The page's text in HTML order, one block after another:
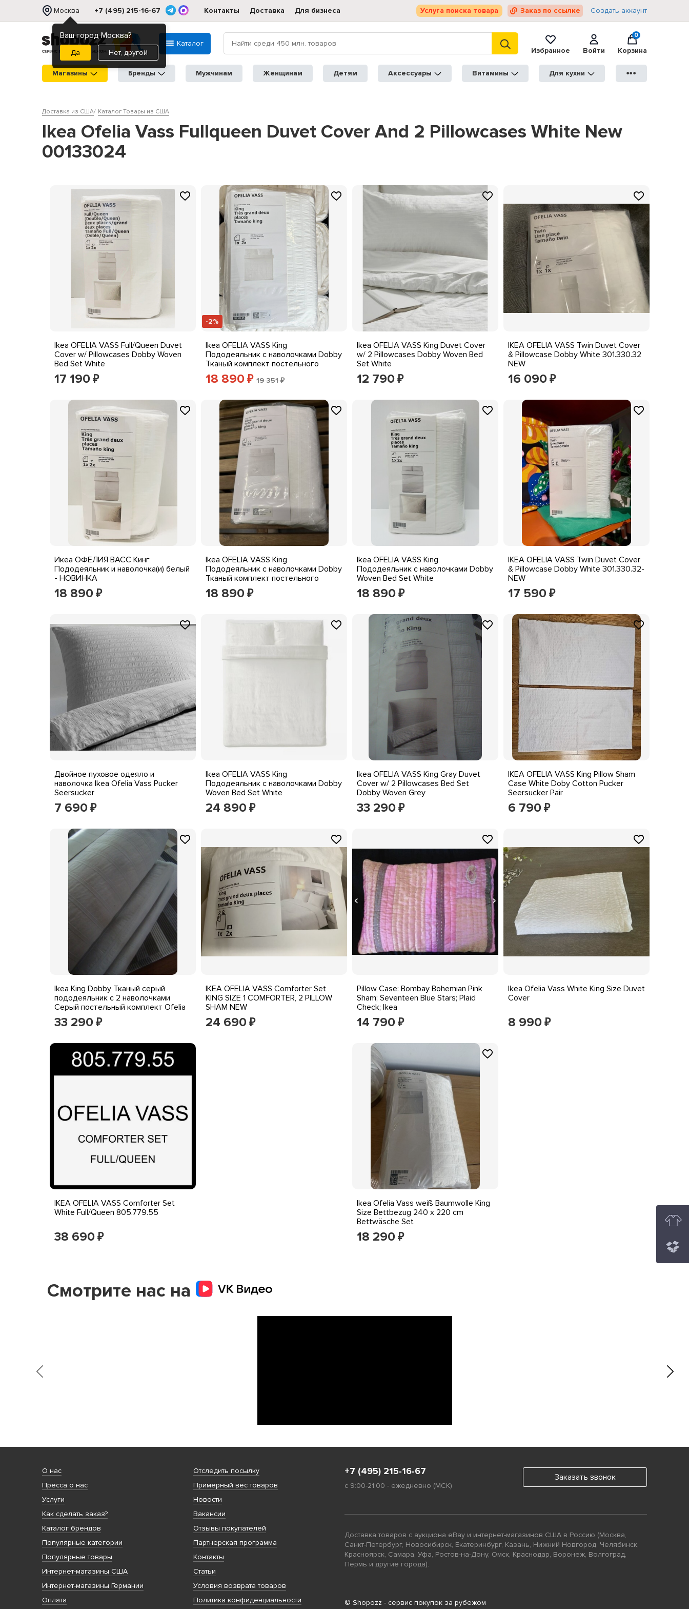
Москва
Ваш город Москва?
Нет, другой
+7 (495) 215-16-67 Контакты Доставка Для бизнеса Услуга поиска товара Заказ по ссылке Создать аккаунт
Каталог
Избранное
Войти
0
Корзина
Магазины Бренды Мужчинам Женщинам Детям Аксессуары Витамины Для кухни ●●●
Доставка из США Каталог Товары из США
Ikea Ofelia Vass Fullqueen Duvet Cover And 2 Pillowcases White New
00133024
Ikea OFELIA VASS Full/Queen Duvet
Cover w/ Pillowcases Dobby Woven
Bed Set White
17 190 ₽
-2%
Ikea OFELIA VASS King
Пододеяльник с наволочками Dobby
Тканый комплект постельного
белья Белый Новый
18 890 ₽ 19 351 ₽
Ikea OFELIA VASS King Duvet Cover
w/ 2 Pillowcases Dobby Woven Bed
Set White
12 790 ₽
IKEA OFELIA VASS Twin Duvet Cover
& Pillowcase Dobby White 301.330.32
NEW
16 090 ₽
Икеа ОФЕЛИЯ ВАСС Кинг
Пододеяльник и наволочка(и) белый
- НОВИНКА
18 890 ₽
Ikea OFELIA VASS King
Пододеяльник с наволочками Dobby
Тканый комплект постельного
белья Белый Новый
18 890 ₽
Ikea OFELIA VASS King
Пододеяльник с наволочками Dobby
Woven Bed Set White
18 890 ₽
IKEA OFELIA VASS Twin Duvet Cover
& Pillowcase Dobby White 301.330.32-
NEW
17 590 ₽
Двойное пуховое одеяло и
наволочка Ikea Ofelia Vass Pucker
Seersucker
7 690 ₽
Ikea OFELIA VASS King
Пододеяльник с наволочками Dobby
Woven Bed Set White
24 890 ₽
Ikea OFELIA VASS King Gray Duvet
Cover w/ 2 Pillowcases Bed Set
Dobby Woven Grey
33 290 ₽
IKEA OFELIA VASS King Pillow Sham
Case White Doby Cotton Pucker
Seersucker Pair
6 790 ₽
Ikea King Dobby Тканый серый
пододеяльник с 2 наволочками
Серый постельный комплект Ofelia
Vass
33 290 ₽
IKEA OFELIA VASS Comforter Set
KING SIZE 1 COMFORTER, 2 PILLOW
SHAM NEW
24 690 ₽
Pillow Case: Bombay Bohemian Pink
Sham; Seventeen Blue Stars; Plaid
Check; Ikea
14 790 ₽
Ikea Ofelia Vass White King Size Duvet
Cover
8 990 ₽
IKEA OFELIA VASS Comforter Set
White Full/Queen 805.779.55
38 690 ₽
Ikea Ofelia Vass weiß Baumwolle King
Size Bettbezug 240 x 220 cm
Bettwäsche Set
18 290 ₽
Смотрите нас на
О нас
Пресса о нас
Услуги
Как сделать заказ?
Каталог брендов
Популярные категории
Популярные товары
Интернет-магазины США
Интернет-магазины Германии
Оплата
Отследить посылку
Примерный вес товаров
Новости
Вакансии
Отзывы покупателей
Партнерская программа
Контакты
Статьи
Условия возврата товаров
Политика конфиденциальности
+7 (495) 215-16-67
с 9:00-21:00 - ежедневно (МСК)
Заказать звонок
Доставка товаров с аукциона eBay и интернет-магазинов США в Россию (Москва,
Санкт-Петербург, Новосибирск, Екатеринбург, Казань, Нижний Новгород, Челябинск,
Красноярск, Самара, Уфа, Ростов-на-Дону, Омск, Краснодар, Воронеж, Волгоград,
Пермь и другие города).
© Shopozz - сервис покупок за рубежом